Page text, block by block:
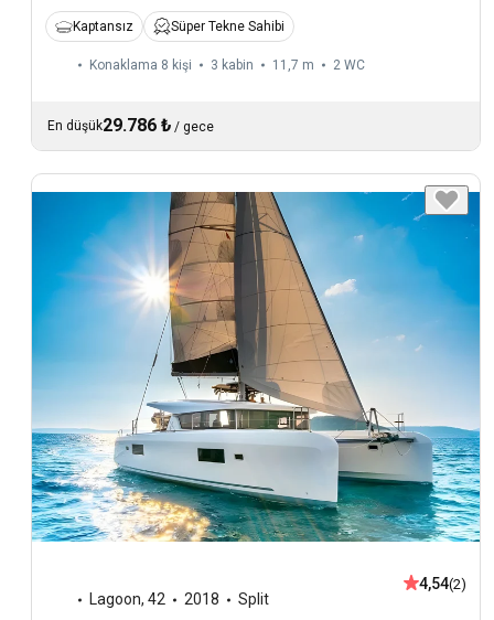
Kaptansız Süper Tekne Sahibi
Konaklama 8 kişi 3 kabin 11,7 m 2 WC
En düşük29.786 ₺ / gece
Lagoon, 42 2018 Split
4,54(2)